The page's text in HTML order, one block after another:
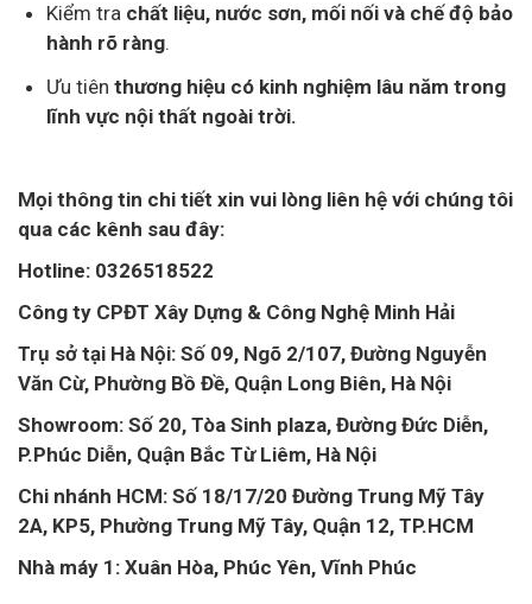
Kiểm tra chất liệu, nước sơn, mối nối và chế độ bảo
hành rõ ràng.
Ưu tiên thương hiệu có kinh nghiệm lâu năm trong
lĩnh vực nội thất ngoài trời.
Mọi thông tin chi tiết xin vui lòng liên hệ với chúng tôi
qua các kênh sau đây:
Hotline: 0326518522
Công ty CPĐT Xây Dựng & Công Nghệ Minh Hải
Trụ sở tại Hà Nội: Số 09, Ngõ 2/107, Đường Nguyễn
Văn Cừ, Phường Bồ Đề, Quận Long Biên, Hà Nội
Showroom: Số 20, Tòa Sinh plaza, Đường Đức Diễn,
P.Phúc Diễn, Quận Bắc Từ Liêm, Hà Nội
Chi nhánh HCM: Số 18/17/20 Đường Trung Mỹ Tây
2A, KP5, Phường Trung Mỹ Tây, Quận 12, TP.HCM
Nhà máy 1: Xuân Hòa, Phúc Yên, Vĩnh Phúc